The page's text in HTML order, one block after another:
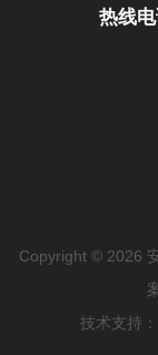
热线电
Copyright © 2026
技术支持：